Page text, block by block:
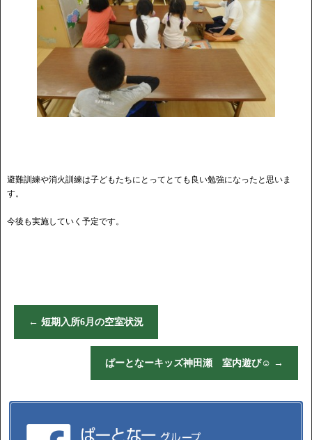
避難訓練や消火訓練は子どもたちにとってとても良い勉強になったと思いま
す。
今後も実施していく予定です。
← 短期入所6月の空室状況
ぱーとなーキッズ神田瀬 室内遊び☺ →